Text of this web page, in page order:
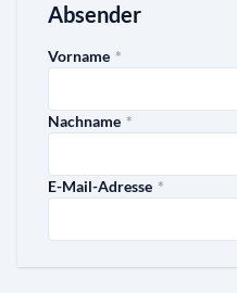
Absender
Vorname *
Nachname *
E-Mail-Adresse *